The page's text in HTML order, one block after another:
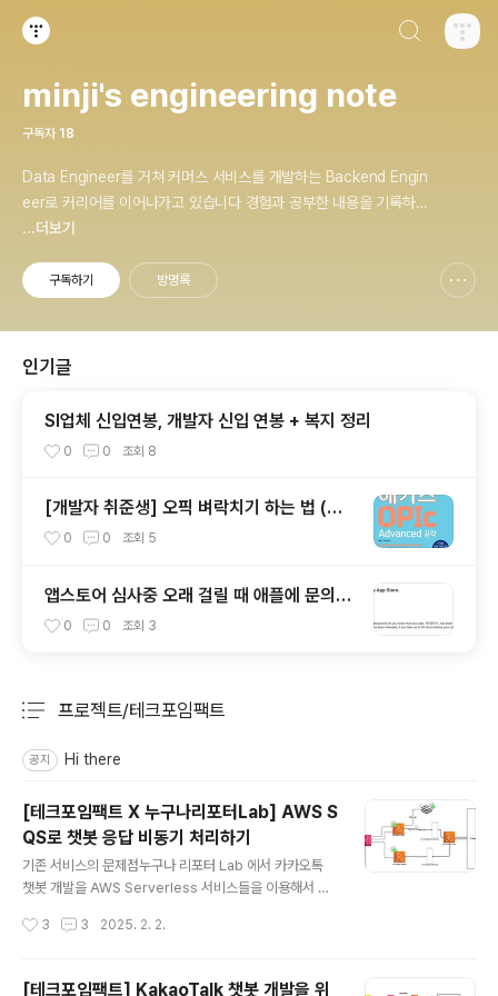
minji's engineering note
구독자 18
Data Engineer를 거쳐 커머스 서비스를 개발하는 Backend Engin
eer로 커리어를 이어나가고 있습니다 경험과 공부한 내용을 기록하며
지속가능한 엔지니어가 되는 것이 꿈입니다.
...더보기
구독하기 방명록
인기글
SI업체 신입연봉, 개발자 신입 연봉 + 복지 정리
0 0 조회 8
[개발자 취준생] 오픽 벼락치기 하는 법 (이
틀..만에..IH 따기)
0 0 조회 5
앱스토어 심사중 오래 걸릴 때 애플에 문의하
는 방법 🍎
0 0 조회 3
프로젝트/테크포임팩트
공지 Hi there
[테크포임팩트 X 누구나리포터Lab] AWS S
QS로 챗봇 응답 비동기 처리하기
기존 서비스의 문제점누구나 리포터 Lab 에서 카카오톡
챗봇 개발을 AWS Serverless 서비스들을 이용해서 개
지 않아서 AI Agent 와 요청 / 응답을 원활하게 주고받을
3 3 2025. 2. 2.
[테크포임팩트] KakaoTalk 챗봇 개발을 위